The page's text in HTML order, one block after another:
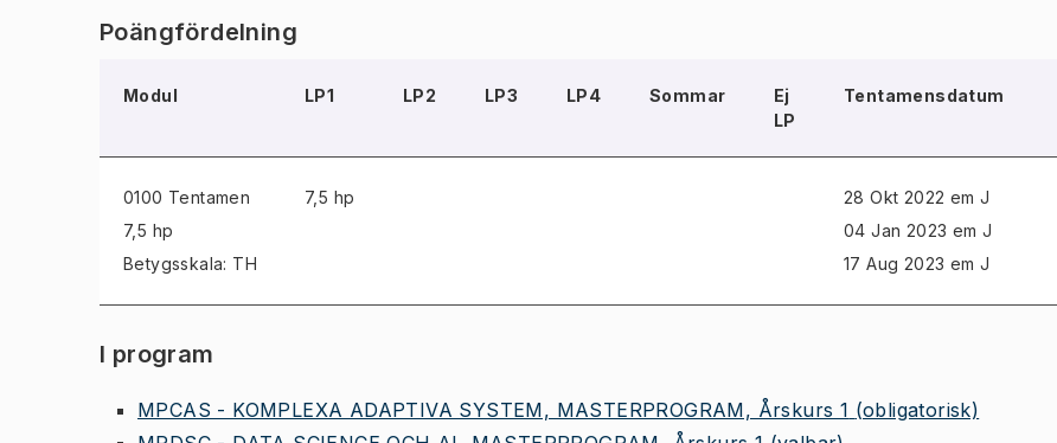
Poängfördelning
Modul LP1 LP2 LP3 LP4 Sommar
Ej
LP
Tentamensdatum
0100 Tentamen
7,5 hp
Betygsskala: TH
7,5 hp
28 Okt 2022 em J
04 Jan 2023 em J
17 Aug 2023 em J
I program
MPCAS - KOMPLEXA ADAPTIVA SYSTEM, MASTERPROGRAM, Årskurs 1 (obligatorisk)